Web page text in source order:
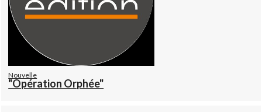
Nouvelle
"Opération Orphée"